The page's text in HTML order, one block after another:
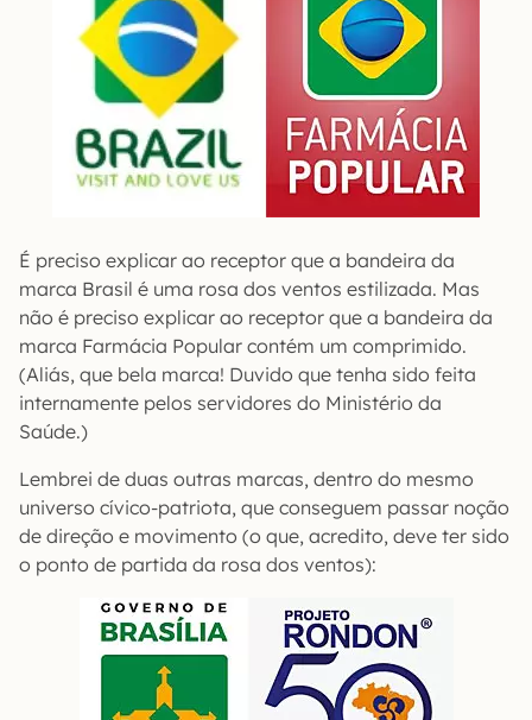
É preciso explicar ao receptor que a bandeira da
marca Brasil é uma rosa dos ventos estilizada. Mas
não é preciso explicar ao receptor que a bandeira da
marca Farmácia Popular contém um comprimido.
(Aliás, que bela marca! Duvido que tenha sido feita
internamente pelos servidores do Ministério da
Saúde.)
Lembrei de duas outras marcas, dentro do mesmo
universo cívico-patriota, que conseguem passar noção
de direção e movimento (o que, acredito, deve ter sido
o ponto de partida da rosa dos ventos):